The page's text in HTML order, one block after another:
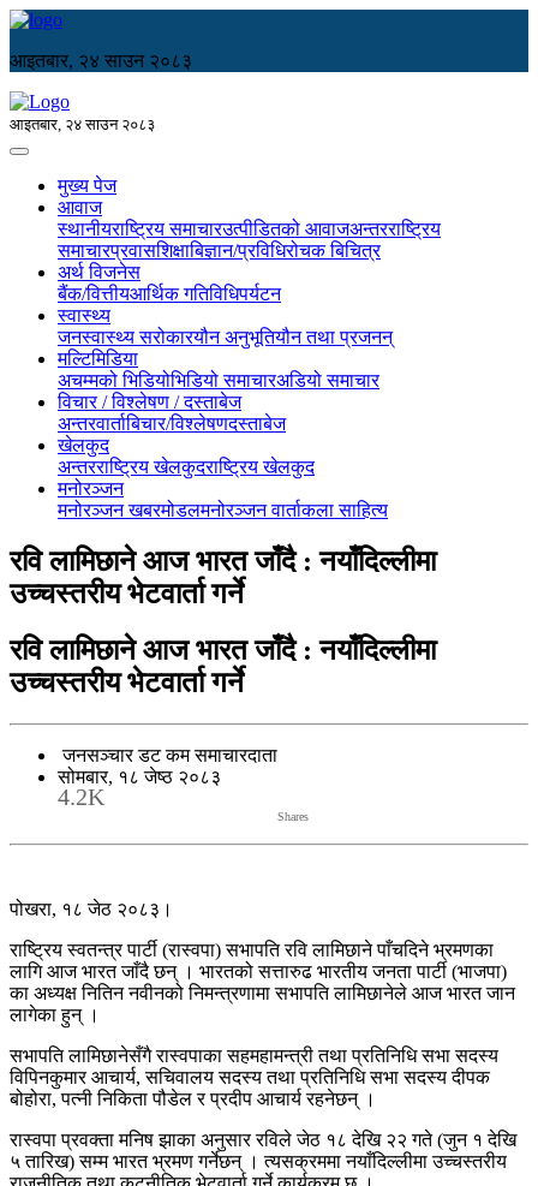
आइतबार, २४ साउन २०८३
आइतबार, २४ साउन २०८३
मुख्य पेज
आवाज
स्थानीयराष्ट्रिय समाचारउत्पीडितको आवाजअन्तरराष्ट्रिय
समाचारप्रवासशिक्षाबिज्ञान/प्रविधिरोचक बिचित्र
अर्थ विजनेस
बैंक/वित्तीयआर्थिक गतिविधिपर्यटन
स्वास्थ्य
जनस्वास्थ्य सरोकारयौन अनुभूतियौन तथा प्रजनन्
मल्टिमिडिया
अचम्मको भिडियोभिडियो समाचारअडियो समाचार
विचार / विश्लेषण / दस्ताबेज
अन्तरवार्ताबिचार/विश्लेषणदस्ताबेज
खेलकुद
अन्तरराष्ट्रिय खेलकुदराष्ट्रिय खेलकुद
मनोरञ्जन
मनोरञ्जन खबरमोडलमनोरञ्जन वार्ताकला साहित्य
रवि लामिछाने आज भारत जाँदै : नयाँदिल्लीमा
उच्चस्तरीय भेटवार्ता गर्ने
रवि लामिछाने आज भारत जाँदै : नयाँदिल्लीमा
उच्चस्तरीय भेटवार्ता गर्ने
जनसञ्चार डट कम समाचारदाता
सोमबार, १८ जेष्ठ २०८३
4.2K
Shares
पोखरा, १८ जेठ २०८३।
राष्ट्रिय स्वतन्त्र पार्टी (रास्वपा) सभापति रवि लामिछाने पाँचदिने भ्रमणका
लागि आज भारत जाँदै छन् । भारतको सत्तारुढ भारतीय जनता पार्टी (भाजपा)
का अध्यक्ष नितिन नवीनको निमन्त्रणामा सभापति लामिछानेले आज भारत जान
लागेका हुन् ।
सभापति लामिछानेसँगै रास्वपाका सहमहामन्त्री तथा प्रतिनिधि सभा सदस्य
विपिनकुमार आचार्य, सचिवालय सदस्य तथा प्रतिनिधि सभा सदस्य दीपक
बोहोरा, पत्नी निकिता पौडेल र प्रदीप आचार्य रहनेछन् ।
रास्वपा प्रवक्ता मनिष झाका अनुसार रविले जेठ १८ देखि २२ गते (जुन १ देखि
५ तारिख) सम्म भारत भ्रमण गर्नेछन् । त्यसक्रममा नयाँदिल्लीमा उच्चस्तरीय